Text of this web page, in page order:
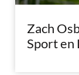
Zach
Sport en